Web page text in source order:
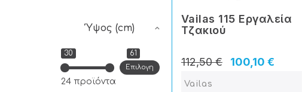
Vailas 115 Εργαλεία
Tζακιού
100,10 €
112,50 €
Vailas
Ύψος (cm)
30 61
Επιλογη
24 προϊόντα